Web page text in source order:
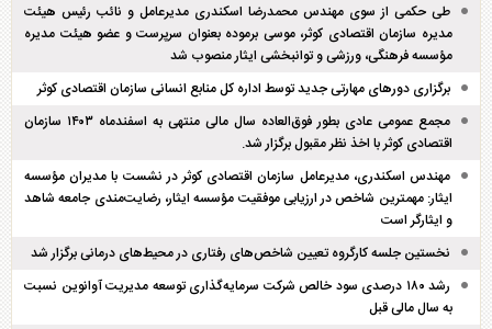
طی حکمی از سوی مهندس محمدرضا اسکندری مدیرعامل و نائب رئیس هیئت
مدیره سازمان اقتصادی کوثر، موسی برموده بعنوان سرپرست و عضو هیئت مدیره
مؤسسه فرهنگی، ورزشی و توانبخشی ایثار منصوب شد
برگزاری دور‌های مهارتی جدید توسط اداره کل منابع انسانی سازمان اقتصادی کوثر
مجمع عمومی عادی بطور فوق‌العاده سال مالی منتهی به اسفند‌ماه ۱۴۰۳ سازمان
اقتصادی کوثر با اخذ نظر مقبول برگزار شد.
مهندس اسکندری، مدیرعامل سازمان اقتصادی کوثر در نشست با مدیران مؤسسه
ایثار: مهمترین شاخص در ارزیابی موفقیت مؤسسه ایثار، رضایت‌مندی جامعه شاهد
و ایثارگر است
نخستین جلسه کارگروه تعیین شاخص‌های رفتاری در محیط‌های درمانی برگزار شد
رشد ۱۸۰ درصدی سود خالص شرکت سرمایه‌گذاری توسعه مدیریت آوانوین نسبت
به سال مالی قبل